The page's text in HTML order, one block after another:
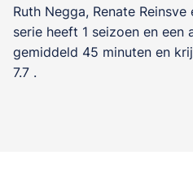
Ruth Negga, Renate Reinsve
serie heeft 1 seizoen en een
gemiddeld 45 minuten en
7.7 .